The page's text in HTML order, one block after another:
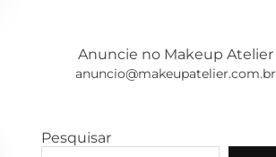
Anuncie no Makeup Atelier
anuncio@makeupatelier.com.br
Pesquisar